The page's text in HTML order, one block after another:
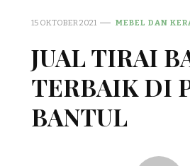
15 OKTOBER 2021 MEBEL DAN
JUAL TIRAI
TERBAIK DI
BANTUL